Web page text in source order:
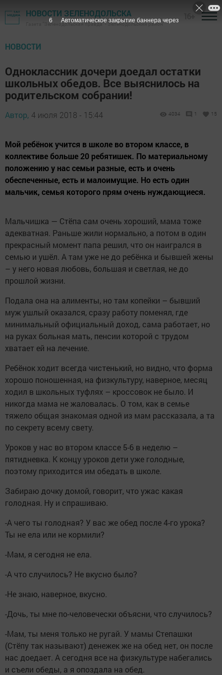
НОВОСТИ ЗЕЛЕНОДОЛЬСКА
Газета "Зеленодольская правда" - Зеленодольский район
НОВОСТИ
Одноклассник дочери доедал остатки
школьных обедов. Все выяснилось на
родительском собрании!
Автор, 4 июля 2018 - 15:44 4034 1 15
Мой ребёнок учится в школе во втором классе, в
коллективе больше 20 ребятишек. По материальному
положению у нас семьи разные, есть и очень
обеспеченные, есть и малоимущие. Но есть один
мальчик, семья которого прям очень нуждающиеся.
Мальчишка — Стёпа сам очень хороший, мама тоже
адекватная. Раньше жили нормально, а потом в один
прекрасный момент папа решил, что он наигрался в
семью и ушёл. А там уже не до ребёнка и бывшей жены
– у него новая любовь, большая и светлая, не до
прошлой жизни.
Подала она на алименты, но там копейки – бывший
муж ушлый оказался, сразу работу поменял, где
минимальный официальный доход, сама работает, но
на руках больная мать, пенсии которой с трудом
хватает ей на лечение.
Ребёнок ходит всегда чистенький, но видно, что форма
хорошо поношенная, на физкультуру, наверное, месяц
ходил в школьных туфлях – кроссовок не было. И
никогда мама не жаловалась. О том, как в семье
тяжело общая знакомая одной из мам рассказала, а та
по секрету всему свету.
Уроков у нас во втором классе 5-6 в неделю –
пятидневка. К концу уроков дети уже голодные,
поэтому приходится им обедать в школе.
Забираю дочку домой, говорит, что ужас какая
голодная. Ну и спрашиваю.
-А чего ты голодная? У вас же обед после 4-го урока?
Ты не ела или не кормили?
-Мам, я сегодня не ела.
-А что случилось? Не вкусно было?
-Не знаю, наверное, вкусно.
-Дочь, ты мне по-человечески объясни, что случилось?
-Мам, ты меня только не ругай. У мамы Степашки
(Стёпу так называют) денежек же на обед нет, он после
нас доедает. А сегодня все на физкультуре набегались
и съели обеды, а я опоздала на обед.
5 Автоматическое закрытие баннера через